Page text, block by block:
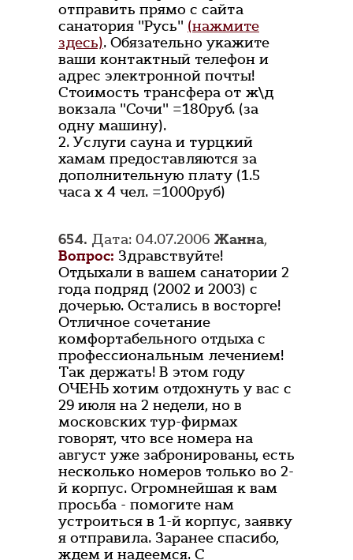
отправить прямо с сайта
санатория "Русь" (нажмите
здесь). Обязательно укажите
ваши контактный телефон и
адрес электронной почты!
Стоимость трансфера от ж\д
вокзала "Сочи" =180руб. (за
одну машину).
2. Услуги сауна и турцкий
хамам предоставляются за
дополнительную плату (1.5
часа х 4 чел. =1000руб)
654. Дата: 04.07.2006 Жанна,
Вопрос: Здравствуйте!
Отдыхали в вашем санатории 2
года подряд (2002 и 2003) с
дочерью. Остались в восторге!
Отличное сочетание
комфортабельного отдыха с
профессиональным лечением!
Так держать! В этом году
ОЧЕНЬ хотим отдохнуть у вас с
29 июля на 2 недели, но в
московских тур-фирмах
говорят, что все номера на
август уже забронированы, есть
несколько номеров только во 2-
й корпус. Огромнейшая к вам
просьба - помогите нам
устроиться в 1-й корпус, заявку
я отправила. Заранее спасибо,
ждем и надеемся. C